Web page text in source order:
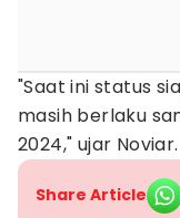
"Saat ini status
masih berlaku
2024," ujar Noviar.
Share Article